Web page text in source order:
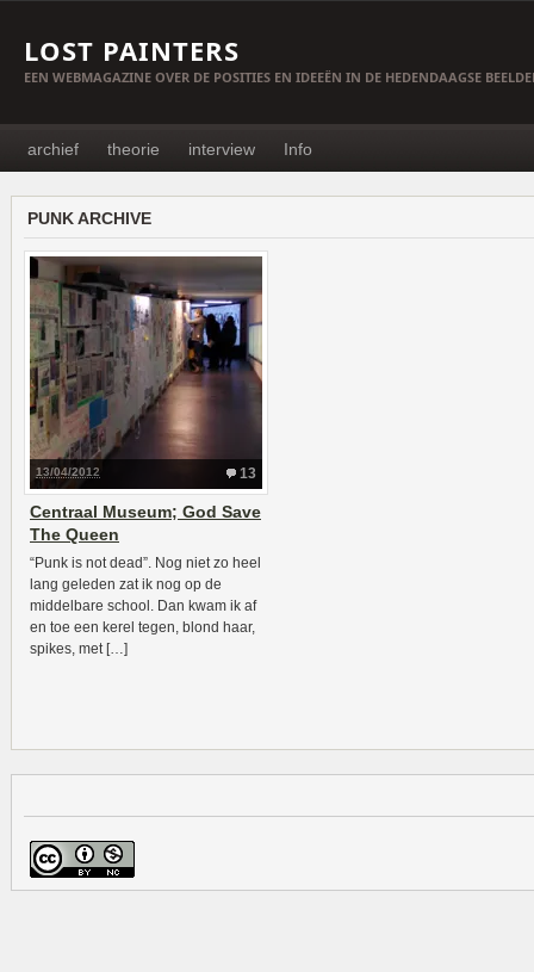
LOST PAINTERS
EEN WEBMAGAZINE OVER DE POSITIES EN IDEEËN IN DE HEDENDAAGSE
archief theorie interview Info
PUNK ARCHIVE
13
13/04/2012
Centraal Museum; God Save
The Queen
“Punk is not dead”. Nog niet zo heel
lang geleden zat ik nog op de
middelbare school. Dan kwam ik af
en toe een kerel tegen, blond haar,
spikes, met […]